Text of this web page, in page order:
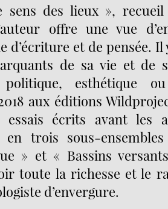
sens des lieux », recueil
offre une vue
d’écriture et de pensée. Il
de sa vie et de
esthétique ou
aux éditions
écrits avant les
en trois sous-
» et « Bassins
toute la richesse et le
d’envergure.